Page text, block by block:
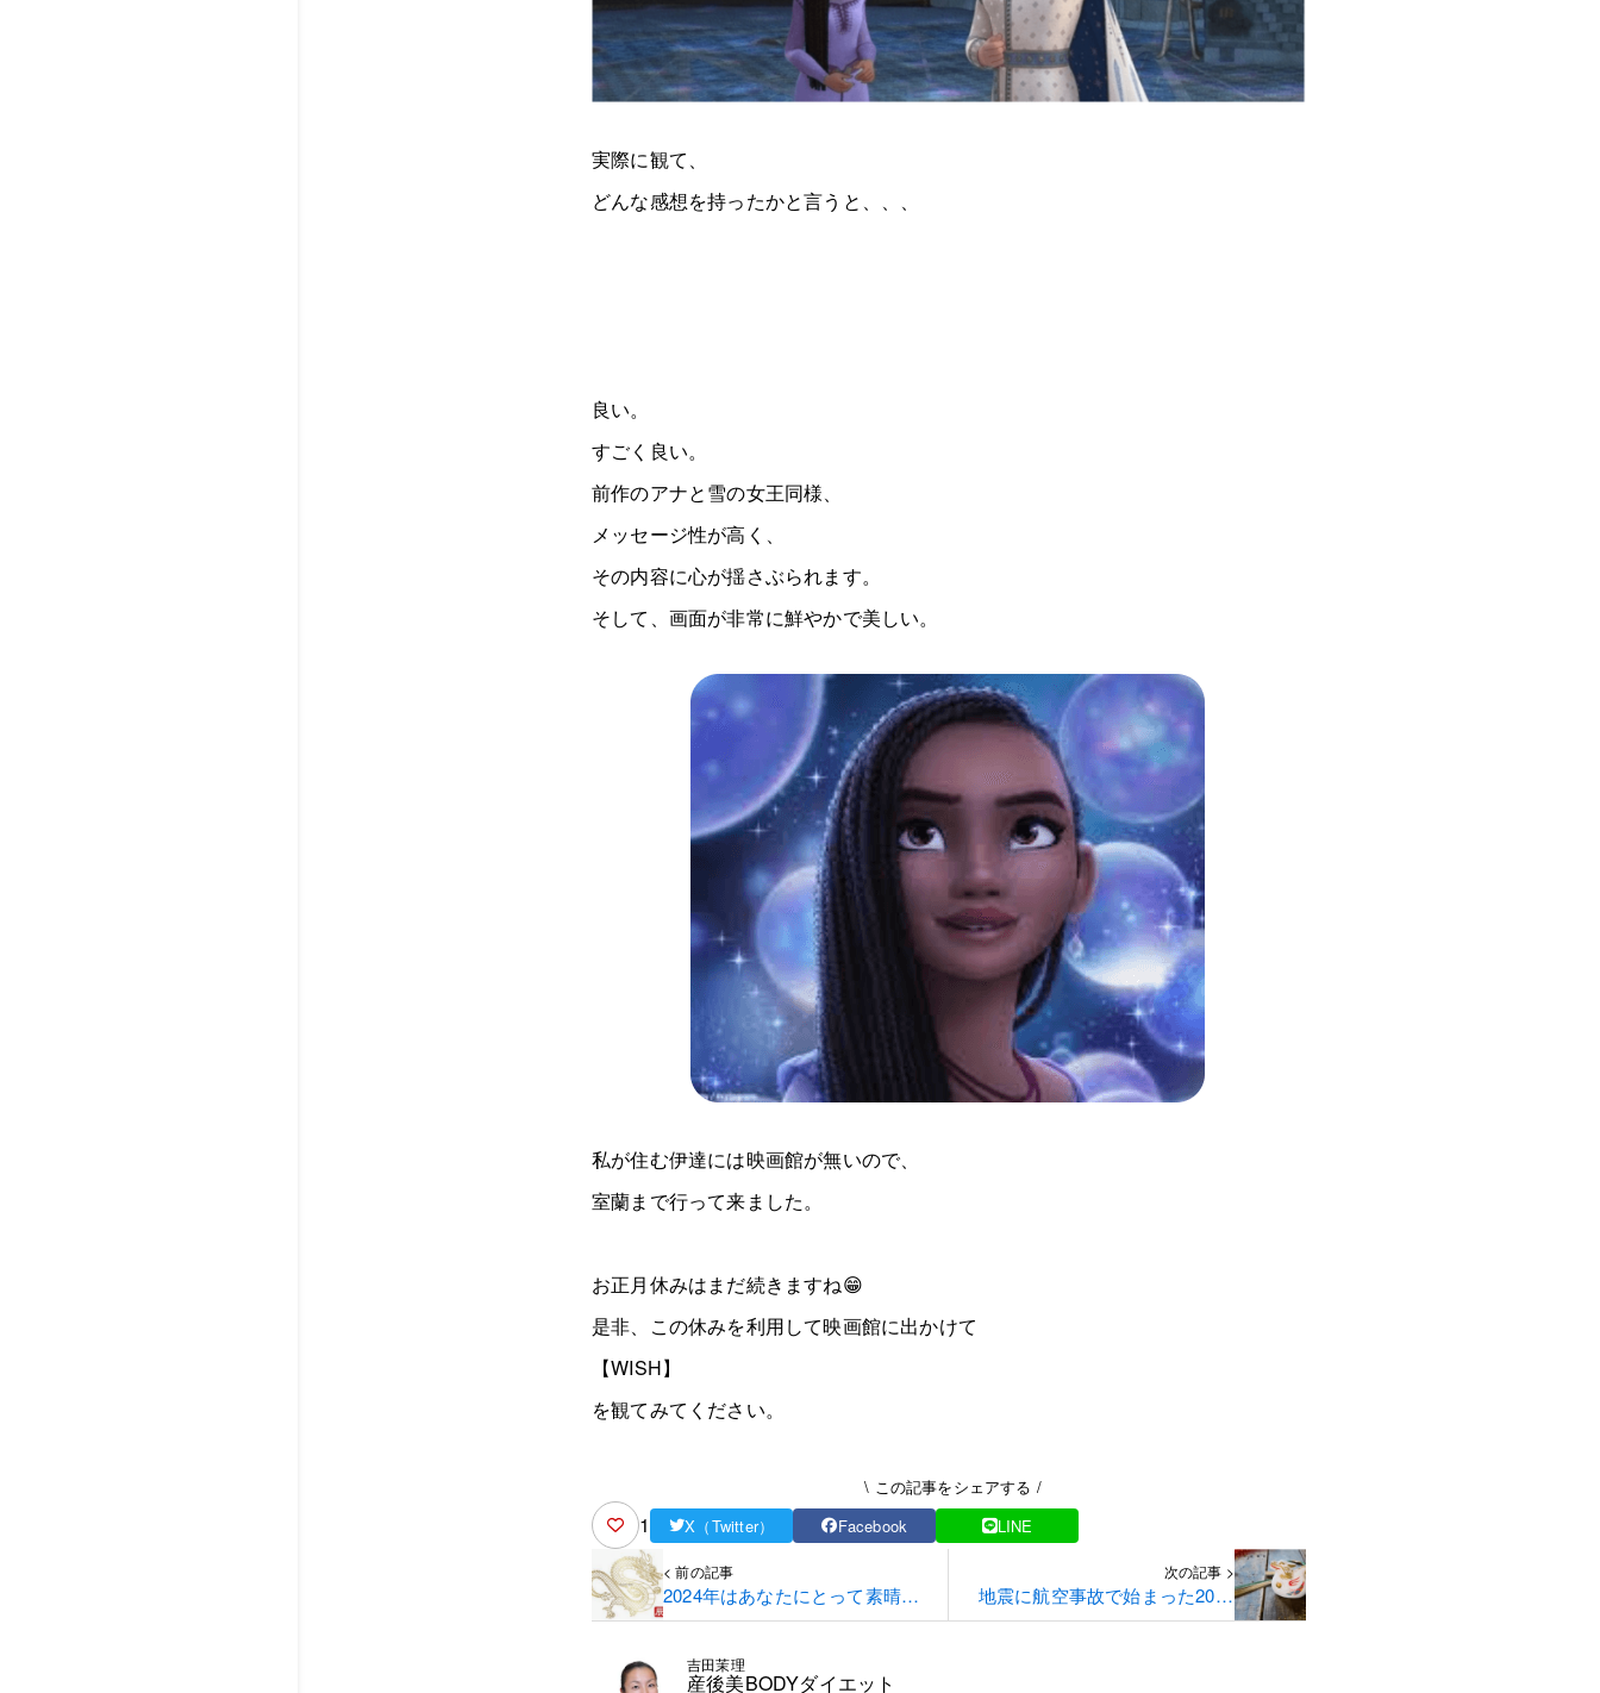
実際に観て、
どんな感想を持ったかと言うと、、、
良い。
すごく良い。
前作のアナと雪の女王同様、
メッセージ性が高く、
その内容に心が揺さぶられます。
そして、画面が非常に鮮やかで美しい。
私が住む伊達には映画館が無いので、
室蘭まで行って来ました。
お正月休みはまだ続きますね😁
是非、この休みを利用して映画館に出かけて
【WISH】
を観てみてください。
1
\ この記事をシェアする /
X（Twitter）
Facebook LINE
< 前の記事
2024年はあなたにとって素晴ら
しい一年になる
次の記事 >
地震に航空事故で始まった2024
年、眠れていますか？
吉田茉理
産後美BODYダイエット